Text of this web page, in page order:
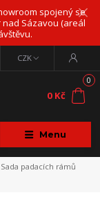
spojený se
Sázavou (areál
Menu
CZK
0
0 Kč
Sada padacích rámů